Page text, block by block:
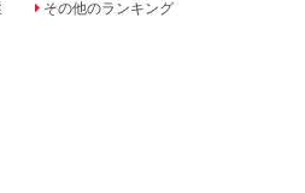
その他のランキング